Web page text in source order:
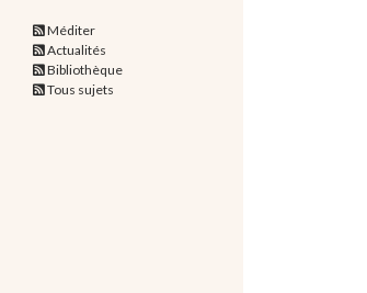
Méditer
Actualités
Bibliothèque
Tous sujets